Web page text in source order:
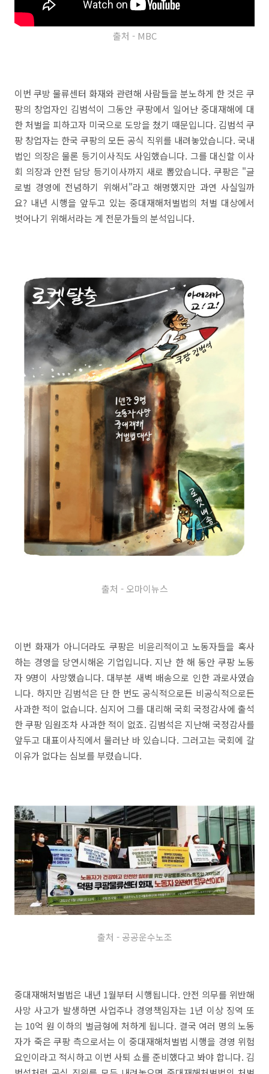
출처 - MBC
이번 쿠방 물류센터 화재와 관련해 사람들을 분노하게 한 것은 쿠
팡의 창업자인 김범석이 그동안 쿠팡에서 일어난 중대재해에 대
한 처벌을 피하고자 미국으로 도망을 쳤기 때문입니다. 김범석 쿠
팡 창업자는 한국 쿠팡의 모든 공식 직위를 내려놓았습니다. 국내
법인 의장은 물론 등기이사직도 사임했습니다. 그를 대신할 이사
회 의장과 안전 담당 등기이사까지 새로 뽑았습니다. 쿠팡은 "글
로벌 경영에 전념하기 위해서"라고 해명했지만 과연 사실일까
요? 내년 시행을 앞두고 있는 중대재해처벌법의 처벌 대상에서
벗어나기 위해서라는 게 전문가들의 분석입니다.
출처 - 오마이뉴스
이번 화재가 아니더라도 쿠팡은 비윤리적이고 노동자들을 혹사
하는 경영을 당연시해온 기업입니다. 지난 한 해 동안 쿠팡 노동
자 9명이 사망했습니다. 대부분 새벽 배송으로 인한 과로사였습
니다. 하지만 김범석은 단 한 번도 공식적으로든 비공식적으로든
사과한 적이 없습니다. 심지어 그를 대리해 국회 국정감사에 출석
한 쿠팡 임원조차 사과한 적이 없죠. 김범석은 지난해 국정감사를
앞두고 대표이사직에서 물러난 바 있습니다. 그러고는 국회에 갈
이유가 없다는 심보를 부렸습니다.
출처 - 공공운수노조
중대재해처벌법은 내년 1월부터 시행됩니다. 안전 의무를 위반해
사망 사고가 발생하면 사업주나 경영책임자는 1년 이상 징역 또
는 10억 원 이하의 벌금형에 처하게 됩니다. 결국 여러 명의 노동
자가 죽은 쿠팡 측으로서는 이 중대재해처벌법 시행을 경영 위험
요인이라고 적시하고 이번 사퇴 쇼를 준비했다고 봐야 합니다. 김